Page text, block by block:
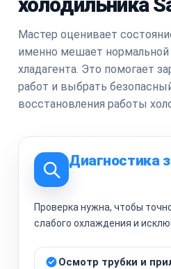
Мастер оценивает
именно мешает нормальной
хладагента. Это помогает
работ и выбрать
восстановления работы
Диагностика
Проверка нужна, чтобы
слабого охлаждения и
Осмотр трубки и